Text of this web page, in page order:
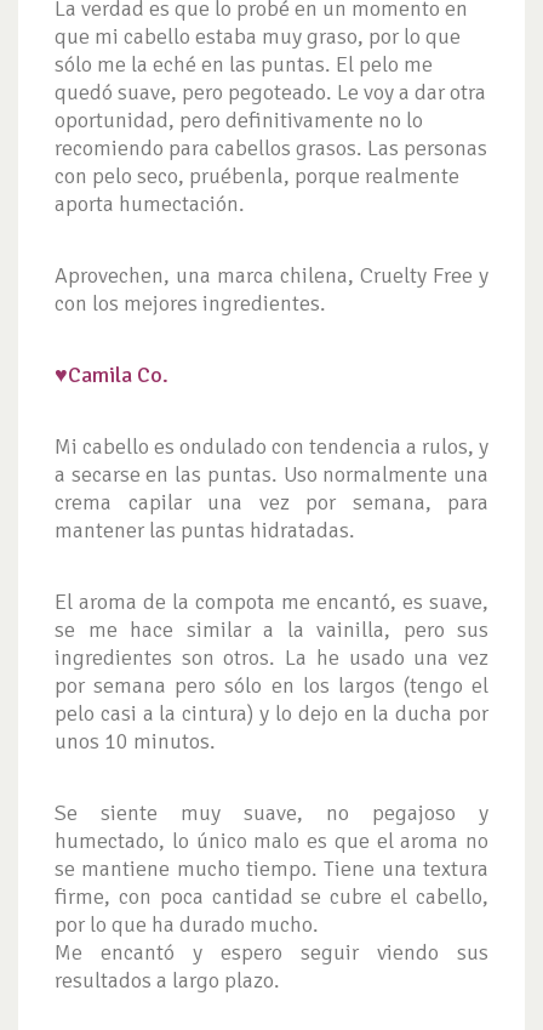
La verdad es que lo probé en un momento en
que mi cabello estaba muy graso, por lo que
sólo me la eché en las puntas. El pelo me
quedó suave, pero pegoteado. Le voy a dar otra
oportunidad, pero definitivamente no lo
recomiendo para cabellos grasos. Las personas
con pelo seco, pruébenla, porque realmente
aporta humectación.
Aprovechen, una marca chilena, Cruelty Free y
con los mejores ingredientes.
♥Camila Co.
Mi cabello es ondulado con tendencia a rulos, y
a secarse en las puntas. Uso normalmente una
crema capilar una vez por semana, para
mantener las puntas hidratadas.
El aroma de la compota me encantó, es suave,
se me hace similar a la vainilla, pero sus
ingredientes son otros. La he usado una vez
por semana pero sólo en los largos (tengo el
pelo casi a la cintura) y lo dejo en la ducha por
unos 10 minutos.
Se siente muy suave, no pegajoso y
humectado, lo único malo es que el aroma no
se mantiene mucho tiempo. Tiene una textura
firme, con poca cantidad se cubre el cabello,
por lo que ha durado mucho.
Me encantó y espero seguir viendo sus
resultados a largo plazo.